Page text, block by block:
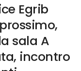
Egrib
sala A
incontro